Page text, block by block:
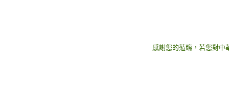
感謝您的蒞臨，若您對中